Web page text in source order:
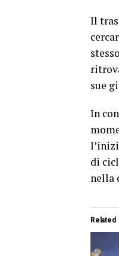
Il
sue
In
di
nella
Related